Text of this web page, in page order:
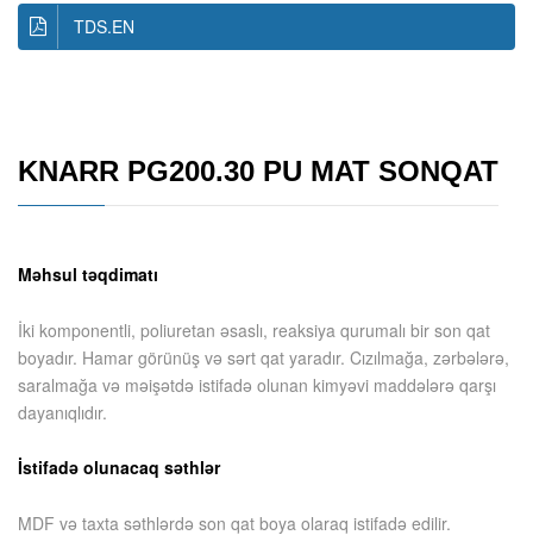
TDS.EN
KNARR PG200.30 PU MAT SONQAT
Məhsul təqdimatı
İki komponentli, poliuretan əsaslı, reaksiya qurumalı bir son qat
boyadır. Hamar görünüş və sərt qat yaradır. Cızılmağa, zərbələrə,
saralmağa və məişətdə istifadə olunan kimyəvi maddələrə qarşı
dayanıqlıdır.
İstifadə olunacaq səthlər
MDF və taxta səthlərdə son qat boya olaraq istifadə edilir.